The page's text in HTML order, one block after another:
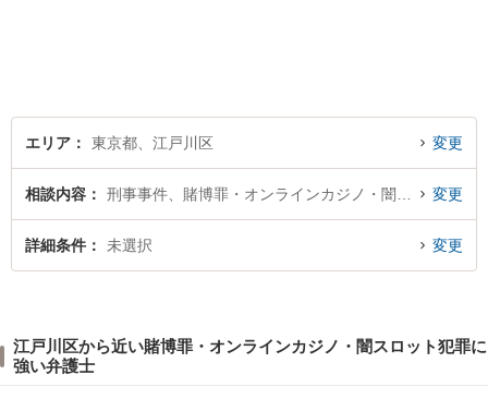
さい。
エリア 東京都、江戸川区 変更
相談内容 変更
詳細条件 未選択 変更
江戸川区から近い賭博罪・オンラインカジノ・闇スロット犯罪に
強い弁護士